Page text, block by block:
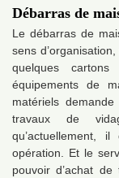
Débarras de
Le débarras de
sens
quelques
équipements de
matériels
travaux de
qu’actuellement,
opération. Et le
pouvoir d’achat